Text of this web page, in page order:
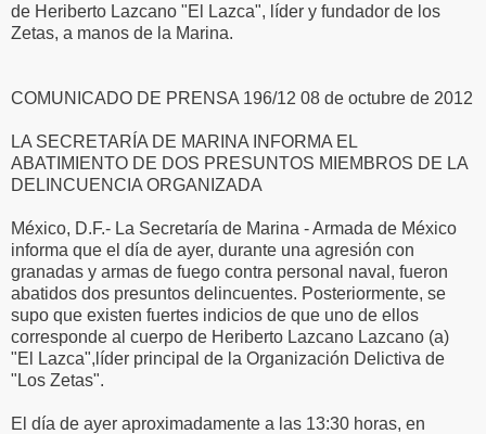
de Heriberto Lazcano "El Lazca", líder y fundador de los
Zetas, a manos de la Marina.
COMUNICADO DE PRENSA 196/12 08 de octubre de 2012
LA SECRETARÍA DE MARINA INFORMA EL
ABATIMIENTO DE DOS PRESUNTOS MIEMBROS DE LA
DELINCUENCIA ORGANIZADA
México, D.F.- La Secretaría de Marina - Armada de México
informa que el día de ayer, durante una agresión con
granadas y armas de fuego contra personal naval, fueron
abatidos dos presuntos delincuentes. Posteriormente, se
supo que existen fuertes indicios de que uno de ellos
corresponde al cuerpo de Heriberto Lazcano Lazcano (a)
"El Lazca",líder principal de la Organización Delictiva de
"Los Zetas".
El día de ayer aproximadamente a las 13:30 horas, en